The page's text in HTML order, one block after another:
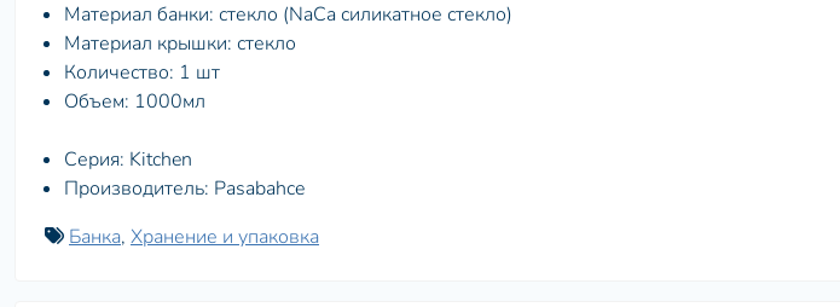
Материал банки: стекло (NaCa силикатное стекло)
Материал крышки: стекло
Количество: 1 шт
Объем: 1000мл
Серия: Kitchen
Производитель: Pasabahce
Банка, Хранение и упаковка